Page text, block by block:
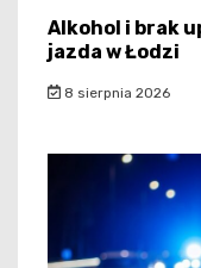
Alkohol i brak
jazda w Łodzi
8 sierpnia 2026